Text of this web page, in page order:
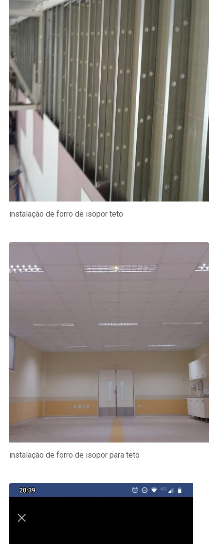
instalação de forro de isopor teto
instalação de forro de isopor para teto